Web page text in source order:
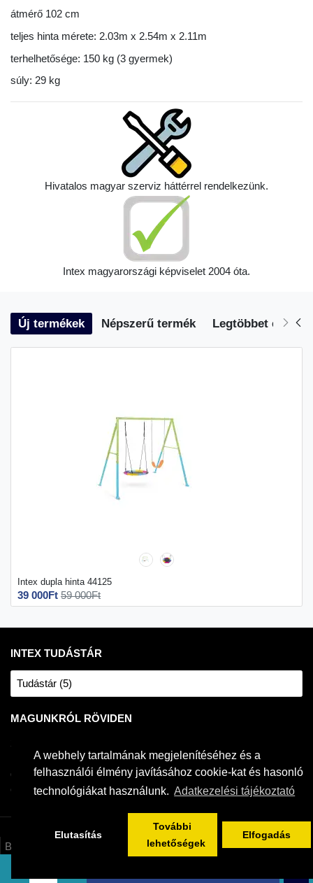
A webhely tartalmának megjelenítéséhez és a
felhasználói élmény javításához cookie-kat és hasonló
technológiákat használunk. Adatkezelési tájékoztató
Elutasítás
További
lehetőségek
Elfogadás
átmérő 102 cm
teljes hinta mérete: 2.03m x 2.54m x 2.11m
terhelhetősége: 150 kg (3 gyermek)
súly: 29 kg
Hivatalos magyar szerviz háttérrel rendelkezünk.
Intex magyarországi képviselet 2004 óta.
Új termékek Népszerű termék Legtöbbet eladott
Intex dupla hinta 44125
39 000Ft 59 000Ft
INTEX TUDÁSTÁR
Tudástár (5)
MAGUNKRÓL RÖVIDEN
medencéit. Intex medencékhez és jakuzzikhoz szakszerű és
gyakorlatias tanácsokkal tudunk szolgálni. Saját raktárkészlettel
és hivatalos magyar szerviz háttérrel rendelkezünk.
Bemutatkozás